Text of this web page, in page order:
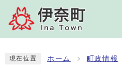
現在位置 ホーム 町政情報